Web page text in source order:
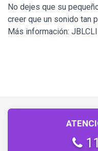
No dejes que su
creer que un sonido tan
Más información: